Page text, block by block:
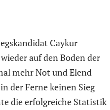
Caykur
auf den Boden der
mehr Not und Elend
der Ferne keinen Sieg
die erfolgreiche Statistik